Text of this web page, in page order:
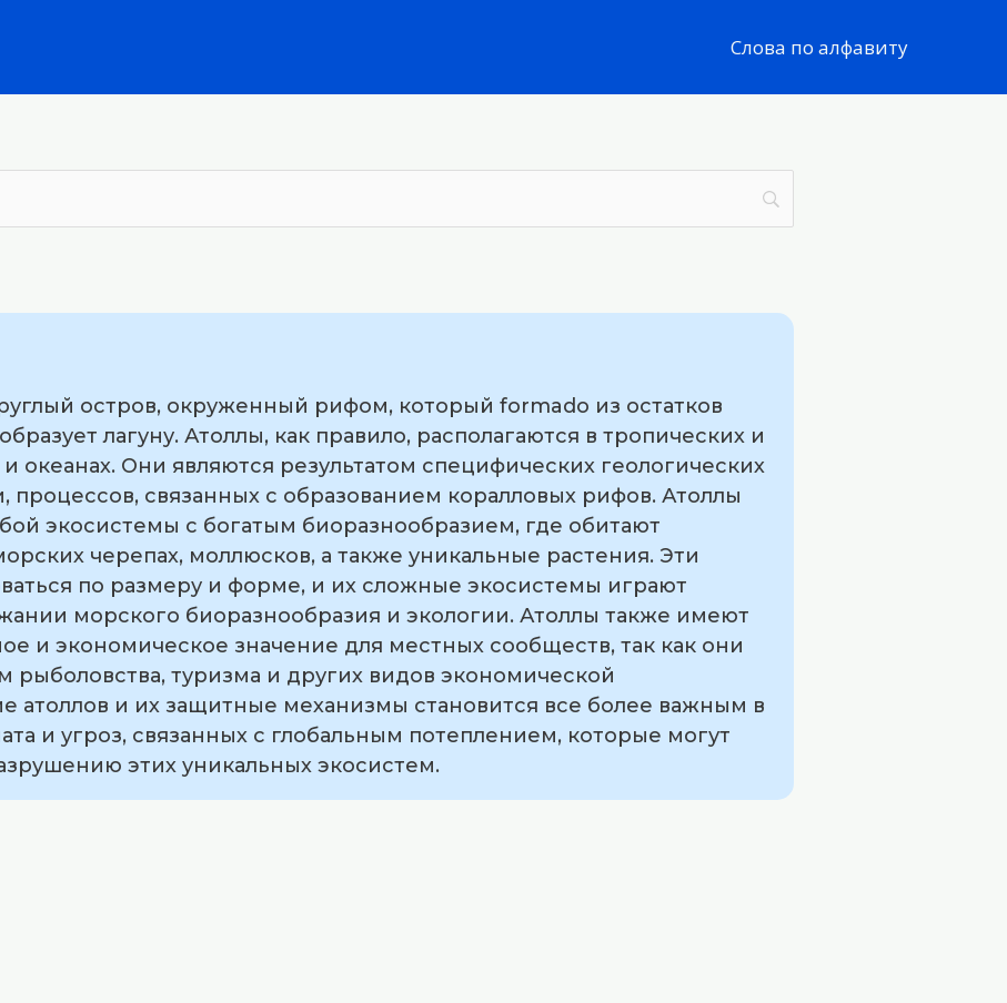
Слова по алфавиту
остров, окруженный рифом, который formado из остатков
лагуну. Атоллы, как правило, располагаются в тропических и
океанах. Они являются результатом специфических геологических
процессов, связанных с образованием коралловых рифов. Атоллы
экосистемы с богатым биоразнообразием, где обитают
черепах, моллюсков, а также уникальные растения. Эти
по размеру и форме, и их сложные экосистемы играют
морского биоразнообразия и экологии. Атоллы также имеют
и экономическое значение для местных сообществ, так как они
рыболовства, туризма и других видов экономической
атоллов и их защитные механизмы становится все более важным в
и угроз, связанных с глобальным потеплением, которые могут
этих уникальных экосистем.